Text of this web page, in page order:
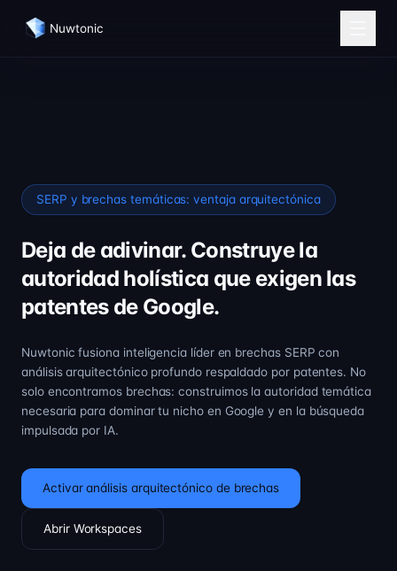
Nuwtonic
SERP y brechas temáticas: ventaja arquitectónica
Deja de adivinar. Construye la
autoridad holística que exigen las
patentes de Google.
Nuwtonic fusiona inteligencia líder en brechas SERP con
análisis arquitectónico profundo respaldado por patentes. No
solo encontramos brechas: construimos la autoridad temática
necesaria para dominar tu nicho en Google y en la búsqueda
impulsada por IA.
Activar análisis arquitectónico de brechas
Abrir Workspaces